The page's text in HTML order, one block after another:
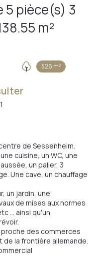
chambre(s) 138.55 m²
526 m²
de Sessenheim.
cuisine, un WC, une
un palier, 3
Une cave, un chauffage
un jardin, une
de mises aux normes
... ainsi qu'un
des commerces
la frontière allemande.